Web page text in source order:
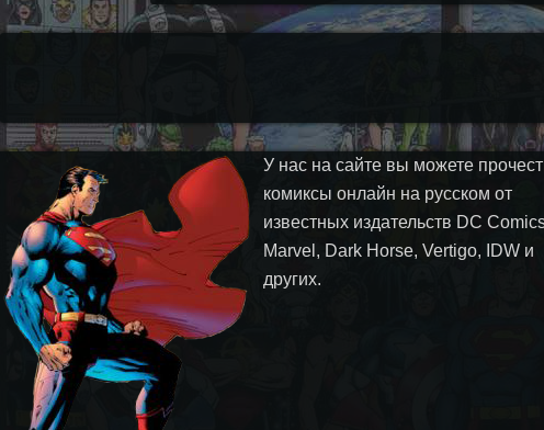
У нас на сайте вы можете
комиксы онлайн на русском от
известных издательств DC
Marvel, Dark Horse, Vertigo, IDW и
других.